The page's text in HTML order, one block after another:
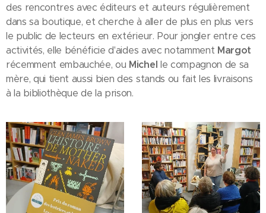
des rencontres avec éditeurs et auteurs régulièrement
dans sa boutique, et cherche à aller de plus en plus vers
le public de lecteurs en extérieur. Pour jongler entre ces
activités, elle bénéficie d'aides avec notamment Margot
récemment embauchée, ou Michel le compagnon de sa
mère, qui tient aussi bien des stands ou fait les livraisons
à la bibliothèque de la prison.